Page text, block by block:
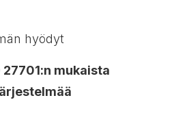
hyödyt
27701:n mukaista